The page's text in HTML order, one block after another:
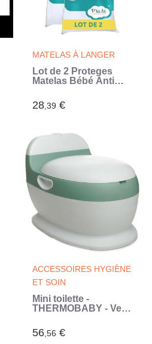
MATELAS À LANGER
Lot de 2 Proteges
Matelas Bébé Anti
Couffin, Nacelle,
Landeau - Alese
- 40x80 cm
28,39 €
ACCESSOIRES HYGIÈNE
ET SOIN
Mini toilette -
THERMOBABY - Vert
avec bruit de chasse
d'eau (Vert)
56,56 €